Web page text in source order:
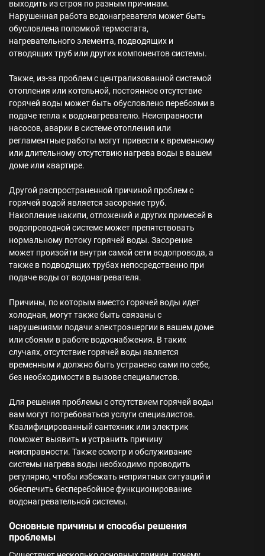
выходить из строя по разным причинам.
Нарушенная работа водонагревателя может быть
обусловлена поломкой термостата,
нагревательного элемента, подводящих и
отводящих труб или других компонентов системы.
Также, из-за проблем с централизованной системой
отопления или котельной, постоянное отсутствие
горячей воды может быть обусловлено перебоями в
подаче тепла к водонагревателю. Неисправности
насосов, аварии в системе отопления или
регламентные работы могут привести к временному
или длительному отсутствию нагрева воды в вашем
доме или квартире.
Другой распространенной причиной проблем с
горячей водой является засорение труб.
Накопление накипи, отложений и других примесей в
водопроводной системе может препятствовать
нормальному потоку горячей воды. Засорение
может произойти внутри самой сети водопровода, а
также в подводящих трубах непосредственно при
подаче воды от водонагревателя.
Причины, по которым вместо горячей воды идет
холодная, могут также быть связаны с
нарушениями подачи электроэнергии в вашем доме
или сбоями в работе водоснабжения. В таких
случаях, отсутствие горячей воды является
временным и должно быть устранено сами по себе,
без необходимости в вызове специалистов.
Для решения проблемы с отсутствием горячей воды
вам могут потребоваться услуги специалистов.
Квалифицированный сантехник или электрик
поможет выявить и устранить причину
неисправности. Также осмотр и обслуживание
системы нагрева воды необходимо проводить
регулярно, чтобы избежать неприятных ситуаций и
обеспечить бесперебойное функционирование
водонагревательной системы.
Основные причины и способы решения
проблемы